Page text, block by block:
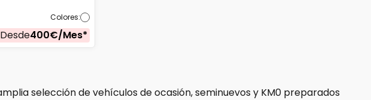
Colores:
Desde400€/Mes*
selección de vehículos de ocasión, seminuevos y KM0 preparados